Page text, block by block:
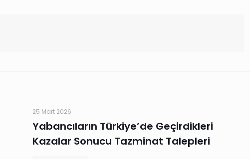
25 Mart 2026
Yabancıların Türkiye’de Geçirdikleri
Kazalar Sonucu Tazminat Talepleri